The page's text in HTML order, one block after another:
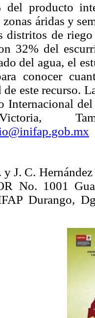
del producto
zonas áridas y
distritos de
32% del
del agua, el
conocer
este recurso.
Internacional
y J. C.
No. 1001
Durango,